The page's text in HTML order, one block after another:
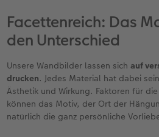
Webinare & VHS
Erste Schritte
Fotobuch
Bestellwege
CEWE myPhotos
Neuheiten
Last Minute Fotos
Fotos
Neuheiten
Sofortfotosets
Mehrteilige
Retro Minis
Faber-Castell
CEWE
Neuheiten
Papierqualitäten
CEWE myPhotos
Neuheiten
Bestellwege
Neuheiten
CEWE myPhotos
Extras
Besondere
Anleitungen &
Fotowettbewerbe
CEWE Magazin
Facettenreich: Das
den Unterschied
Unsere Wandbilder lassen sichauf
drucken. Jedes Material hat dabei
Ästhetik und Wirkung. Faktoren für
können das Motiv, der Ort der
natürlich die ganz persönliche